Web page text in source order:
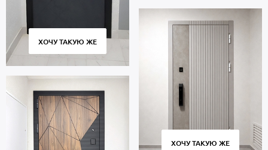
ХОЧУ ТАКУЮ ЖЕ
ХОЧУ ТАКУЮ ЖЕ